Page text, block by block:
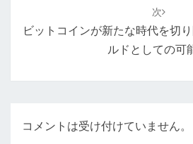
シ
次
ビットコインが新たな時代を切
ルドとしての可
コメントは受け付けていません。